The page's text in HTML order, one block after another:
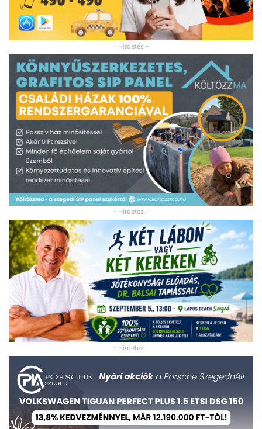
- Hirdetés -
- Hirdetés -
- Hirdetés -